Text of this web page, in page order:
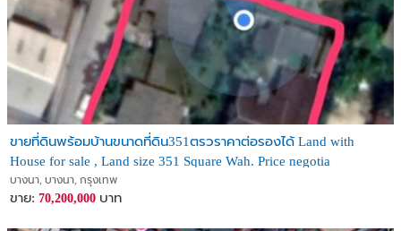
ขายที่ดินพร้อมบ้านขนาดที่ดิน351ตรวราคาต่อรองได้ Land with
House for sale , Land size 351 Square Wah. Price negotia
บางนา, บางนา, กรุงเทพ
ขาย: 70,200,000 บาท